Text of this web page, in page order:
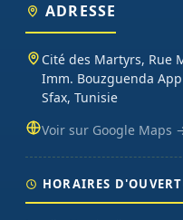
ADRESSE
Cité des Martyrs, Rue
Imm. Bouzguenda App
Sfax, Tunisie
Voir sur Google Maps
HORAIRES